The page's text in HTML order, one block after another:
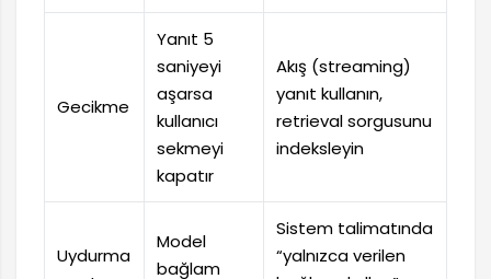
Gecikme
Yanıt 5
saniyeyi
aşarsa
kullanıcı
sekmeyi
kapatır
Akış (streaming)
yanıt kullanın,
retrieval sorgusunu
indeksleyin
Uydurma
Model
bağlam
Sistem talimatında
“yalnızca verilen